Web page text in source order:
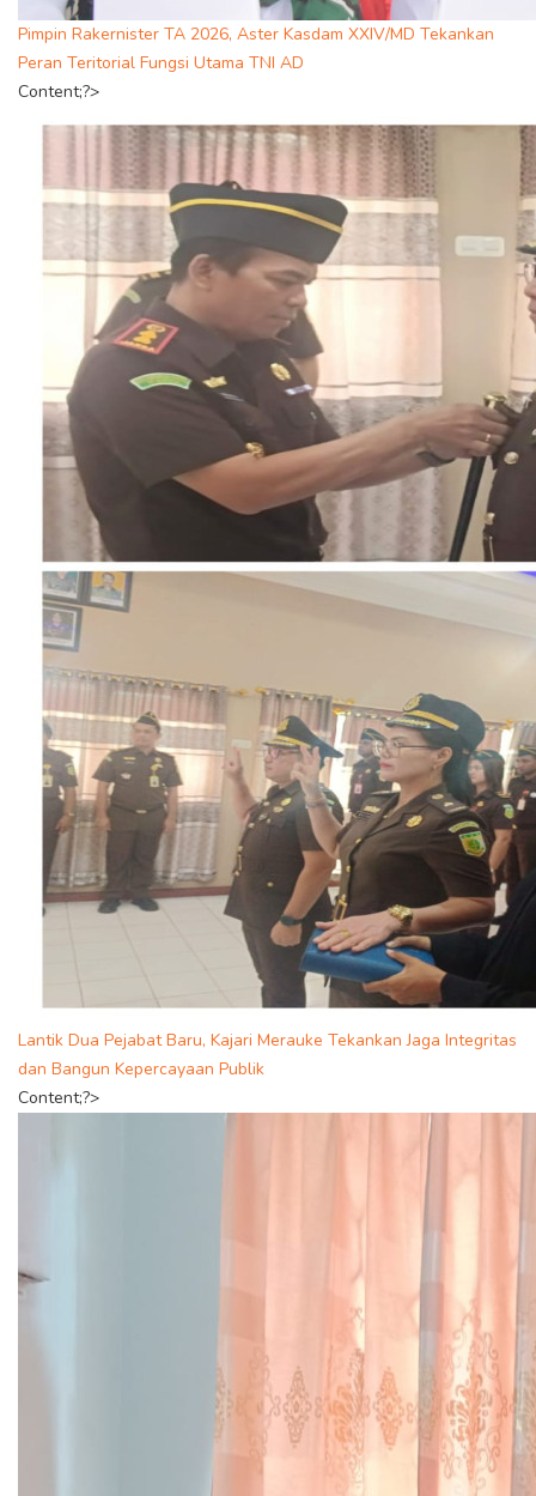
Pimpin Rakernister TA 2026, Aster Kasdam XXIV/MD Tekankan
Peran Teritorial Fungsi Utama TNI AD
Content;?>
Lantik Dua Pejabat Baru, Kajari Merauke Tekankan Jaga Integritas
dan Bangun Kepercayaan Publik
Content;?>